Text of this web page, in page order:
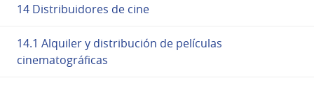
14 Distribuidores de cine
14.1 Alquiler y distribución de películas
cinematográficas